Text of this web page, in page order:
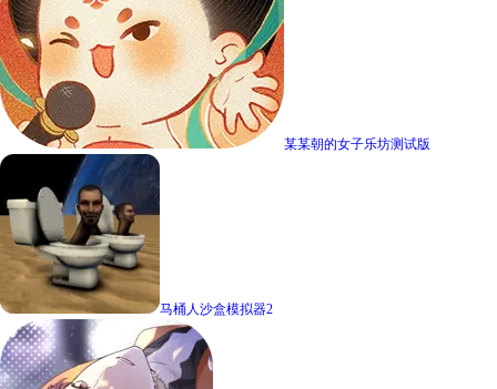
某某朝的女子乐坊测试版
马桶人沙盒模拟器2